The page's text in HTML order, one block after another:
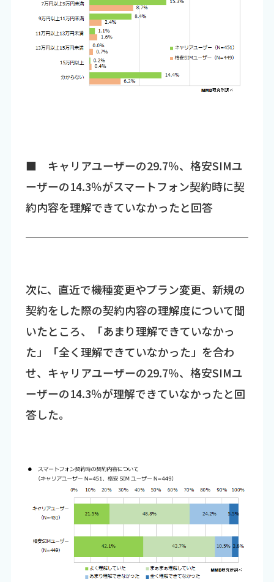
■ キャリアユーザーの29.7％、格安SIMユ
ーザーの14.3％がスマートフォン契約時に契
約内容を理解できていなかったと回答
次に、直近で機種変更やプラン変更、新規の
契約をした際の契約内容の理解度について聞
いたところ、「あまり理解できていなかっ
た」「全く理解できていなかった」を合わ
せ、キャリアユーザーの29.7％、格安SIMユ
ーザーの14.3％が理解できていなかったと回
答した。